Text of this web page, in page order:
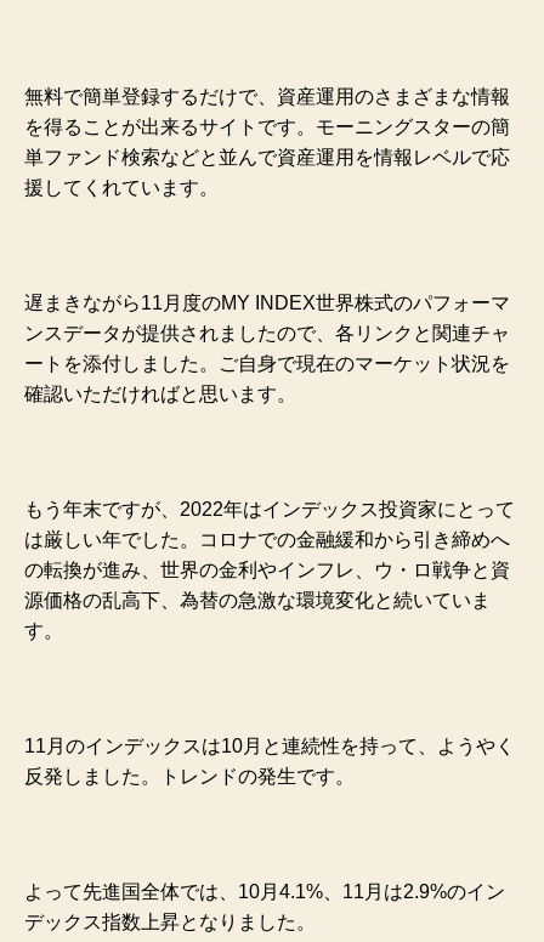
無料で簡単登録するだけで、資産運用のさまざまな情報
を得ることが出来るサイトです。モーニングスターの簡
単ファンド検索などと並んで資産運用を情報レベルで応
援してくれています。
遅まきながら11月度のMY INDEX世界株式のパフォーマ
ンスデータが提供されましたので、各リンクと関連チャ
ートを添付しました。ご自身で現在のマーケット状況を
確認いただければと思います。
もう年末ですが、2022年はインデックス投資家にとって
は厳しい年でした。コロナでの金融緩和から引き締めへ
の転換が進み、世界の金利やインフレ、ウ・ロ戦争と資
源価格の乱高下、為替の急激な環境変化と続いていま
す。
11月のインデックスは10月と連続性を持って、ようやく
反発しました。トレンドの発生です。
よって先進国全体では、10月4.1%、11月は2.9%のイン
デックス指数上昇となりました。